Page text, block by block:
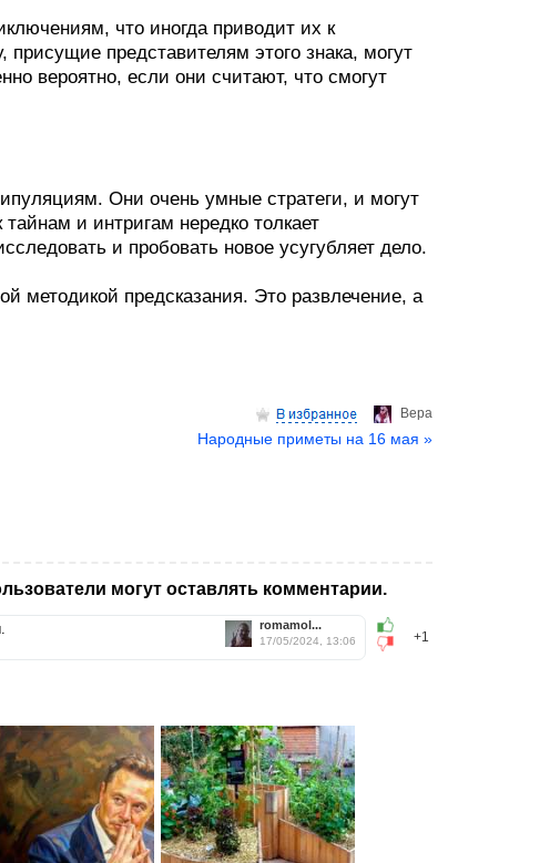
что иногда приводит их к
представителям этого знака, могут
вероятно, если они считают, что смогут
Они очень умные стратеги, и могут
и интригам нередко толкает
и пробовать новое усугубляет дело.
методикой предсказания. Это развлечение, а
Верa
Народные приметы на 16 мая »
могут оставлять комментарии.
+1
romamol...
17/05/2024, 13:06